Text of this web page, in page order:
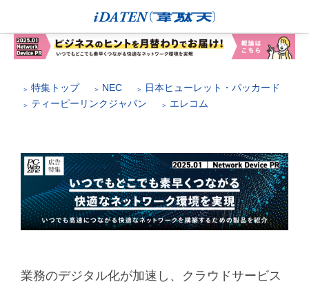
特集トップ NEC
日本ヒューレット・パッカード
ティーピーリンクジャパン
エレコム
業務のデジタル化が加速し、クラウドサービス